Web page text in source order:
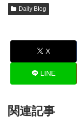
Daily Blog
X
LINE
関連記事